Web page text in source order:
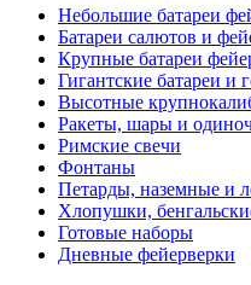
Небольшие батареи
Батареи салютов и
Крупные батареи
Гигантские батареи и
Высотные
Ракеты, шары и
Римские свечи
Фонтаны
Петарды, наземные и
Хлопушки,
Готовые наборы
Дневные фейерверки